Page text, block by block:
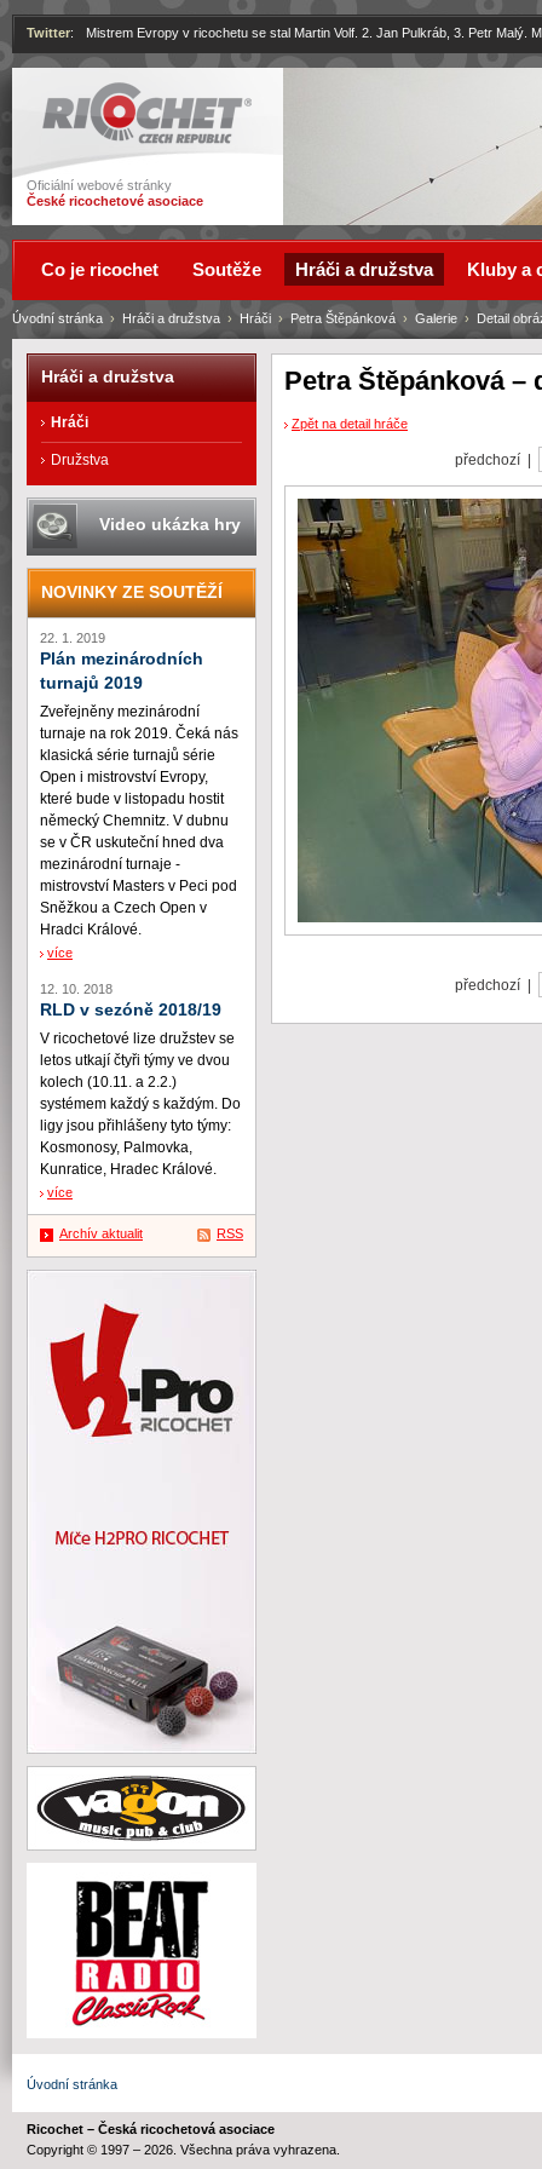
Ricochet
Oficiální webové stránky
České ricochetové asociace
Twitter: Mistrem Evropy v ricochetu se stal Martin Volf. 2. Jan Pulkráb, 3. Petr Malý.
Petra Štěpánková –
Zpět na detail hráče
předchozí |
předchozí |
Úvodní stránka › Hráči a družstva › Hráči › Petra Štěpánková › Galerie › Detail
Co je ricochet Soutěže Hráči a družstva Kluby a
Hráči a družstva
Hráči
Družstva
Video ukázka hry
NOVINKY ZE SOUTĚŽÍ
22. 1. 2019
Plán mezinárodních
turnajů 2019
Zveřejněny mezinárodní
turnaje na rok 2019. Čeká nás
klasická série turnajů série
Open i mistrovství Evropy,
které bude v listopadu hostit
německý Chemnitz. V dubnu
se v ČR uskuteční hned dva
mezinárodní turnaje -
mistrovství Masters v Peci pod
Sněžkou a Czech Open v
Hradci Králové.
více
12. 10. 2018
RLD v sezóně 2018/19
V ricochetové lize družstev se
letos utkají čtyři týmy ve dvou
kolech (10.11. a 2.2.)
systémem každý s každým. Do
ligy jsou přihlášeny tyto týmy:
Kosmonosy, Palmovka,
Kunratice, Hradec Králové.
více
Archív aktualit RSS
Úvodní stránka
Ricochet – Česká ricochetová asociace
Copyright © 1997 – 2026. Všechna práva vyhrazena.